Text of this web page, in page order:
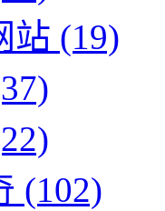
站 (19)
(102)